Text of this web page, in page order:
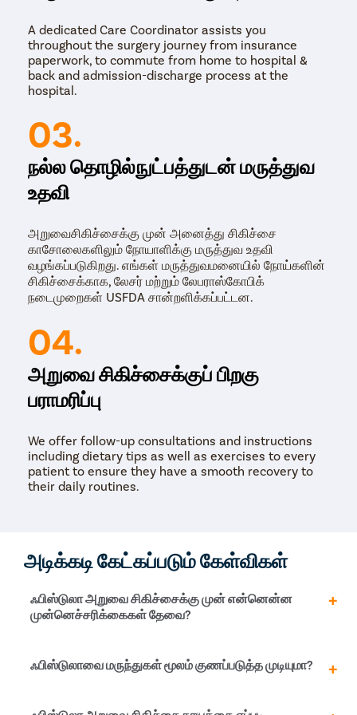
A dedicated Care Coordinator assists you
throughout the surgery journey from insurance
paperwork, to commute from home to hospital &
back and admission-discharge process at the
hospital.
03.
நல்ல தொழில்நுட்பத்துடன் மருத்துவ
உதவி
அறுவைசிகிச்சைக்கு முன் அனைத்து சிகிச்சை
காசோலைகளிலும் நோயாளிக்கு மருத்துவ உதவி
வழங்கப்படுகிறது. எங்கள் மருத்துவமனையில் நோய்களின்
சிகிச்சைக்காக, லேசர் மற்றும் லேபராஸ்கோபிக்
நடைமுறைகள் USFDA சான்றளிக்கப்பட்டன.
04.
அறுவை சிகிச்சைக்குப் பிறகு
பராமரிப்பு
We offer follow-up consultations and instructions
including dietary tips as well as exercises to every
patient to ensure they have a smooth recovery to
their daily routines.
அடிக்கடி கேட்கப்படும் கேள்விகள்
ஃபிஸ்டுலா அறுவை சிகிச்சைக்கு முன் என்னென்ன
முன்னெச்சரிக்கைகள் தேவை?
பொதுவாக, ஃபிஸ்டுலா அறுவை சிகிச்சை நிபுணரிடம்
பிரச்னை குறித்து விவாதிக்கும்போது, முன்னெச்சரிக்கை
அறுவைசிகிச்சைக்கு முன் நள்ளிரவுக்குப் பிறகு எதுவும்
ஃபிஸ்டுலாவை மருந்துகள் மூலம் குணப்படுத்த முடியுமா?